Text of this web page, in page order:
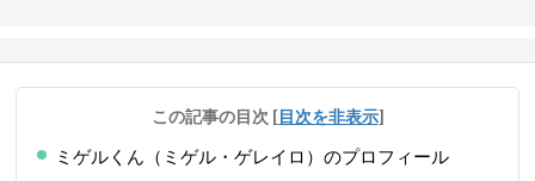
この記事の目次 [目次を非表示]
ミゲルくん（ミゲル・ゲレイロ）のプロフィール